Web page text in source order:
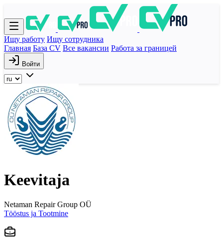
Ищу работу Ищу сотрудника
Главная База CV Все вакансии Работа за границей
Войти
Keevitaja
Netaman Repair Group OÜ
Tööstus ja Tootmine